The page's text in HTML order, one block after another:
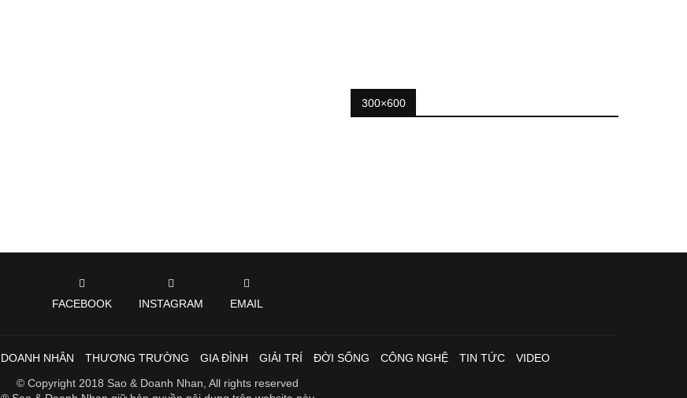
300×600
FACEBOOK INSTAGRAM EMAIL
DOANH NHÂN THƯƠNG TRƯỜNG GIA ĐÌNH GIẢI TRÍ ĐỜI SỐNG CÔNG NGHỆ TIN TỨC
VIDEO
© Copyright 2018 Sao & Doanh Nhan, All rights reserved